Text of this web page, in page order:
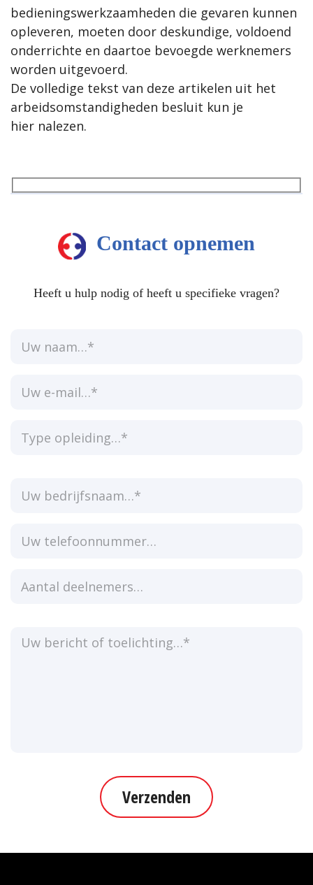
bedieningswerkzaamheden die gevaren kunnen
opleveren, moeten door deskundige, voldoend
onderrichte en daartoe bevoegde werknemers
worden uitgevoerd.
De volledige tekst van deze artikelen uit het
arbeidsomstandigheden besluit kun je
hier nalezen.
Contact opnemen
Heeft u hulp nodig of heeft u specifieke vragen?
Verzenden